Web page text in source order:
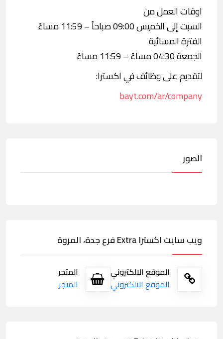
اوقات العمل من
السبت إلى الخميس 09:00 صباحاً – 11:59 مساءً
الفترة المسائية
الجمعة 04:30 مساءً – 11:59 مساءً
لتقديم على وظائف في اكسترا:
bayt.com/ar/company
الصور
ويب سايت اكسترا Extra فرع جدة، المروة
الموقع الالكتروني
الموقع الالكتروني
المتجر
المتجر